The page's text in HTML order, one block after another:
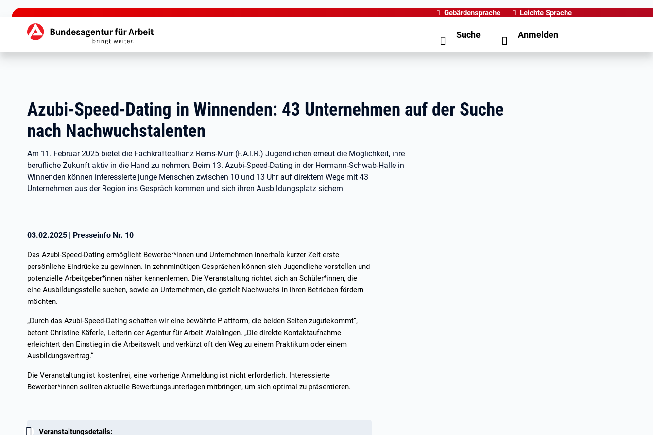
zu den Hauptinhalten springen
Gebärdensprache Leichte Sprache
Hauptnavigation Suche Anmelden
Azubi-Speed-Dating in Winnenden: 43 Unternehmen auf der Suche
nach Nachwuchstalenten
Am 11. Februar 2025 bietet die Fachkräfteallianz Rems-Murr (F.A.I.R.) Jugendlichen erneut die Möglichkeit, ihre
berufliche Zukunft aktiv in die Hand zu nehmen. Beim 13. Azubi-Speed-Dating in der Hermann-Schwab-Halle in
Winnenden können interessierte junge Menschen zwischen 10 und 13 Uhr auf direktem Wege mit 43
Unternehmen aus der Region ins Gespräch kommen und sich ihren Ausbildungsplatz sichern.
03.02.2025 | Presseinfo Nr. 10
Das Azubi-Speed-Dating ermöglicht Bewerber*innen und Unternehmen innerhalb kurzer Zeit erste
persönliche Eindrücke zu gewinnen. In zehnminütigen Gesprächen können sich Jugendliche vorstellen und
potenzielle Arbeitgeber*innen näher kennenlernen. Die Veranstaltung richtet sich an Schüler*innen, die
eine Ausbildungsstelle suchen, sowie an Unternehmen, die gezielt Nachwuchs in ihren Betrieben fördern
möchten.
„Durch das Azubi-Speed-Dating schaffen wir eine bewährte Plattform, die beiden Seiten zugutekommt“,
betont Christine Käferle, Leiterin der Agentur für Arbeit Waiblingen. „Die direkte Kontaktaufnahme
erleichtert den Einstieg in die Arbeitswelt und verkürzt oft den Weg zu einem Praktikum oder einem
Ausbildungsvertrag.“
Die Veranstaltung ist kostenfrei, eine vorherige Anmeldung ist nicht erforderlich. Interessierte
Bewerber*innen sollten aktuelle Bewerbungsunterlagen mitbringen, um sich optimal zu präsentieren.
Wichtig:
Veranstaltungsdetails: